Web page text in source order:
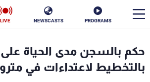
PROGRAMS
NEWSCASTS
LIVE
حكم بالسجن مدى الحياة على
بالتخطيط لاعتداءات في
الأخبار